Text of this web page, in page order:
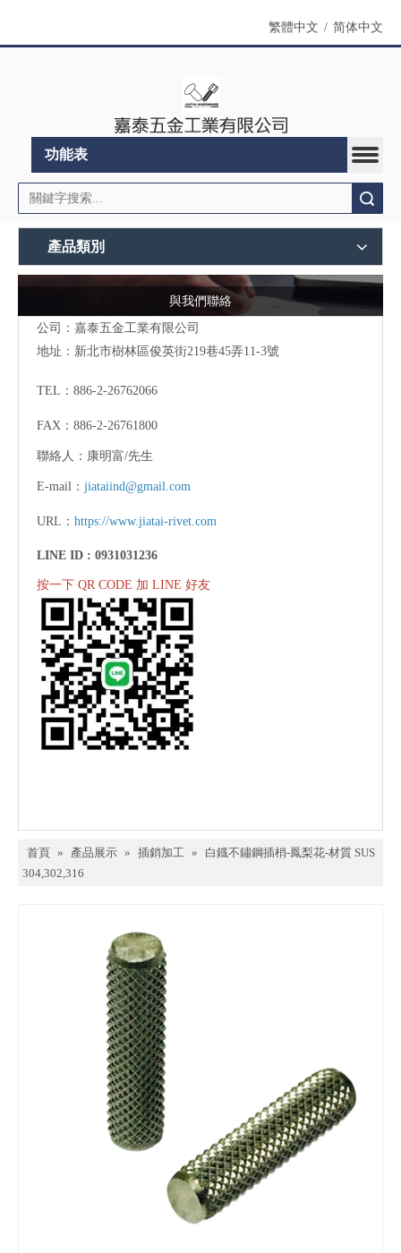
繁體中文 / 简体中文
功能表
產品類別
與我們聯絡
公司：嘉泰五金工業有限公司
地址： 新北市樹林區俊英街219巷45弄11-3號
TEL：886-2-26762066
FAX：886-2-26761800
聯絡人：康明富/先生
E-mail： jiataiind@gmail.com
URL： https://www.jiatai-rivet.com
LINE ID : 0931031236
按一下 QR CODE 加 LINE 好友
首頁 » 產品展示 » 插銷加工 »
白鐡不鏽鋼插梢-鳳梨花-材質 SUS
304,302,316